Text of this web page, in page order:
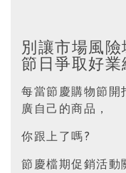
別讓市場風
節日爭取好
每當節慶購物節開
廣自己的商品，
你跟上了嗎?
節慶檔期促銷活動